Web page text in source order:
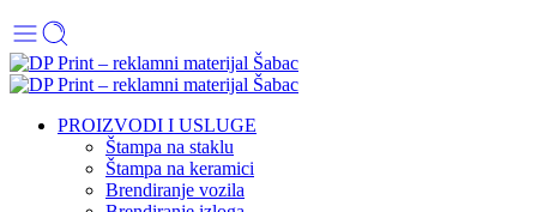
PROIZVODI I USLUGE
Štampa na staklu
Štampa na keramici
Brendiranje vozila